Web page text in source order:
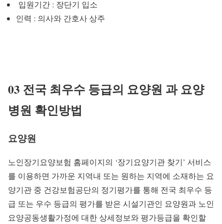
입원기간 : 장단기 입소
인력 : 의사와 간호사 상주
03 전국 최우수 등급의 요양원 과 요양
병원 확인방법
요양원
노인장기요양보험 홈페이지의 ‘장기요양기관 찾기’ 서비스
를 이용하면 가까운 지역내 또는 원하는 지역에 소재하는 요
양기관 중 건강보험공단의 정기평가를 통해 전국 최우수 등
급 또는 우수 등급의 평가를 받은 시설기관인 요양원과 노인
요양공동생활가정에 대한 상세정보와 평가등급을 확인할